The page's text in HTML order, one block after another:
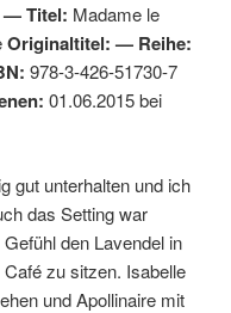
— Titel: Madame le
Originaltitel: — Reihe:
978-3-426-51730-7
01.06.2015 bei
gut unterhalten und ich
das Setting war
den Lavendel in
zu sitzen. Isabelle
und Apollinaire mit